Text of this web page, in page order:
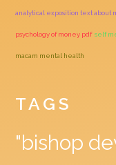
analytical exposition text about
psychology of money pdf self
macam mental health
TAGS
"bishop